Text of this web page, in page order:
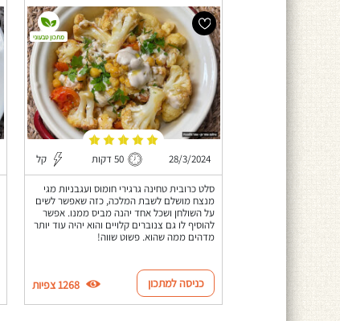
28/3/2024 50 דקות קל
סלט כרובית טחינה גרגירי חומוס ועגבניות מגי
מנצח מושלם לשבת המלכה, כזה שאפשר לשים
על השולחן ושכל אחד יהנה מביס ממנו. אפשר
להוסיף לו גם צנוברים קלויים והוא יהיה עוד יותר
מדהים ממה שהוא. פשוט שווה!
מתכון טבעוני
כניסה למתכון 1268 צפיות